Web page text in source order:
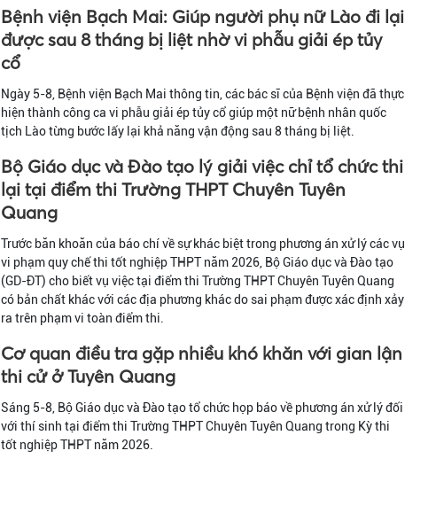
Bệnh viện Bạch Mai: Giúp người phụ nữ Lào đi lại
được sau 8 tháng bị liệt nhờ vi phẫu giải ép tủy
cổ
Ngày 5-8, Bệnh viện Bạch Mai thông tin, các bác sĩ của Bệnh viện đã thực
hiện thành công ca vi phẫu giải ép tủy cổ giúp một nữ bệnh nhân quốc
tịch Lào từng bước lấy lại khả năng vận động sau 8 tháng bị liệt.
Bộ Giáo dục và Đào tạo lý giải việc chỉ tổ chức thi
lại tại điểm thi Trường THPT Chuyên Tuyên
Quang
Trước băn khoăn của báo chí về sự khác biệt trong phương án xử lý các vụ
vi phạm quy chế thi tốt nghiệp THPT năm 2026, Bộ Giáo dục và Đào tạo
(GD-ĐT) cho biết vụ việc tại điểm thi Trường THPT Chuyên Tuyên Quang
có bản chất khác với các địa phương khác do sai phạm được xác định xảy
ra trên phạm vi toàn điểm thi.
Cơ quan điều tra gặp nhiều khó khăn với gian lận
thi cử ở Tuyên Quang
Sáng 5-8, Bộ Giáo dục và Đào tạo tổ chức họp báo về phương án xử lý đối
với thí sinh tại điểm thi Trường THPT Chuyên Tuyên Quang trong Kỳ thi
tốt nghiệp THPT năm 2026.